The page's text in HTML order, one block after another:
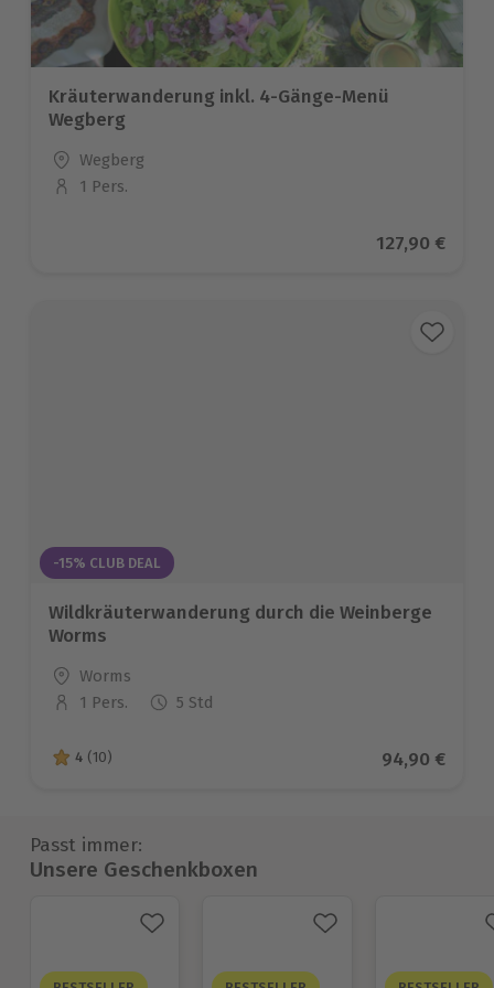
Kräuterwanderung inkl. 4-Gänge-Menü
Wegberg
Standort
Wegberg
Anzahl der Teilnehmer
1 Pers.
Aktueller
127,90 €
-15% CLUB DEAL
Wildkräuterwanderung durch die Weinberge
Worms
Standort
Worms
Anzahl der Teilnehmer
1 Pers. 5 Std
4 von 5 Sternen basierend auf 10 Bewertungen
4 (10) Aktueller
94,90 €
Passt immer:
Unsere Geschenkboxen